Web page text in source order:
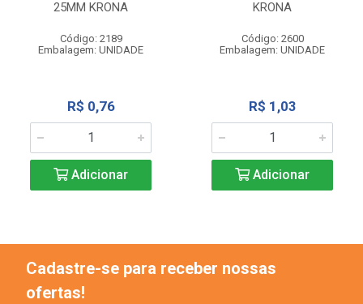
25MM KRONA
Código: 2189
Embalagem: UNIDADE
R$ 0,76
Adicionar
KRONA
Código: 2600
Embalagem: UNIDADE
R$ 1,03
Adicionar
Cadastre-se para receber nossas
ofertas!